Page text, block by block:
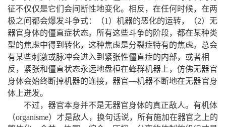
征不仅仅是它们会间断性地变化。 相反 ， 在任何时候， 在两
极之间都会爆发斗争式： （1 ）机器的恶化的运转， （2）无
器官身体的僵直症状态。 所有这些斗争的阶段， 都在某种类
型的焦虑中得到转化， 这种焦虑是分裂症特有的焦虑。
总会
有某些刺激或脉冲会进入到紧张性僵直症的内部，
或者相
反 ， 紧张和僵直状态永远地盘桓在蜂群机器上 ， 仿佛无器官
身体会始终断掉机器的连接， 器官—机器不断地在无器官身
体上迸发。
不过， 器官本身并不是无器官身体的真正敌人。 有机体
（organisme）才是敌人 ， 换句话说，
所有施加在器官之上的